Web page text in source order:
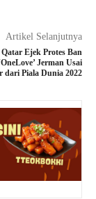
Artikel Selanjutnya
Ejek Protes Ban
Jerman Usai
dari Piala Dunia 2022